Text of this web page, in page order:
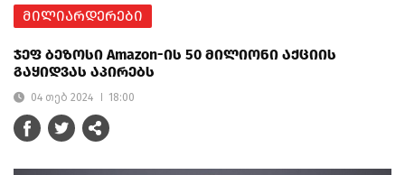
მილიარდერები
ჯეფ ბეზოსი Amazon-ის 50 მილიონი აქციის
გაყიდვას აპირებს
04 თებ 2024 18:00